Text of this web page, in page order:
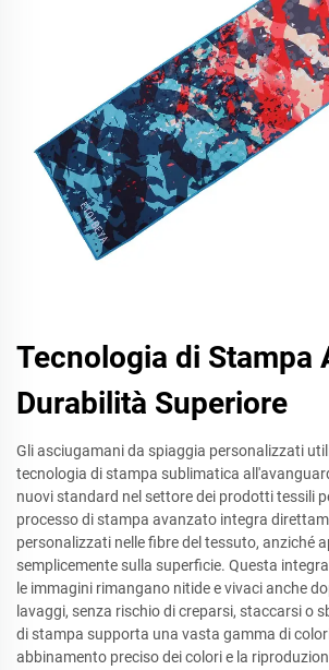
Tecnologia di Stampa
Durabilità Superiore
Gli asciugamani da spiaggia personalizzati
tecnologia di stampa sublimatica
nuovi standard nel settore dei prodotti tessili
processo di stampa avanzato integra
personalizzati nelle fibre del tessuto, anziché
semplicemente sulla superficie. Questa
le immagini rimangano nitide e vivaci anche
lavaggi, senza rischio di creparsi, staccarsi o
di stampa supporta una vasta gamma di
abbinamento preciso dei colori e la